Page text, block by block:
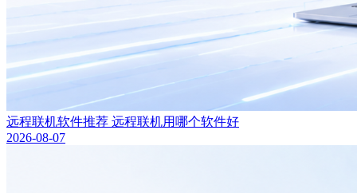
远程联机软件推荐 远程联机用哪个软件好
2026-08-07